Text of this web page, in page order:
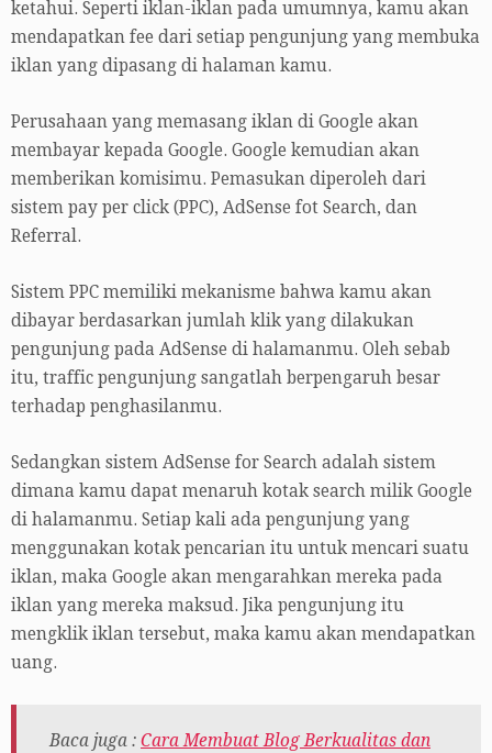
ketahui. Seperti iklan-iklan pada umumnya, kamu akan
mendapatkan fee dari setiap pengunjung yang membuka
iklan yang dipasang di halaman kamu.
Perusahaan yang memasang iklan di Google akan
membayar kepada Google. Google kemudian akan
memberikan komisimu. Pemasukan diperoleh dari
sistem pay per click (PPC), AdSense fot Search, dan
Referral.
Sistem PPC memiliki mekanisme bahwa kamu akan
dibayar berdasarkan jumlah klik yang dilakukan
pengunjung pada AdSense di halamanmu. Oleh sebab
itu, traffic pengunjung sangatlah berpengaruh besar
terhadap penghasilanmu.
Sedangkan sistem AdSense for Search adalah sistem
dimana kamu dapat menaruh kotak search milik Google
di halamanmu. Setiap kali ada pengunjung yang
menggunakan kotak pencarian itu untuk mencari suatu
iklan, maka Google akan mengarahkan mereka pada
iklan yang mereka maksud. Jika pengunjung itu
mengklik iklan tersebut, maka kamu akan mendapatkan
uang.
Baca juga : Cara Membuat Blog Berkualitas dan